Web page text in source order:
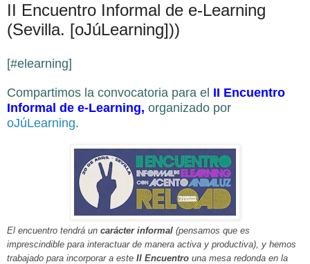
II Encuentro Informal de e-Learning
(Sevilla. [oJúLearning]))
[#elearning]
Compartimos la convocatoria para el II Encuentro
Informal de e-Learning, organizado por
oJúLearning.
El encuentro tendrá un carácter informal (pensamos que es
imprescindible para interactuar de manera activa y productiva), y hemos
trabajado para incorporar a este II Encuentro una mesa redonda en la